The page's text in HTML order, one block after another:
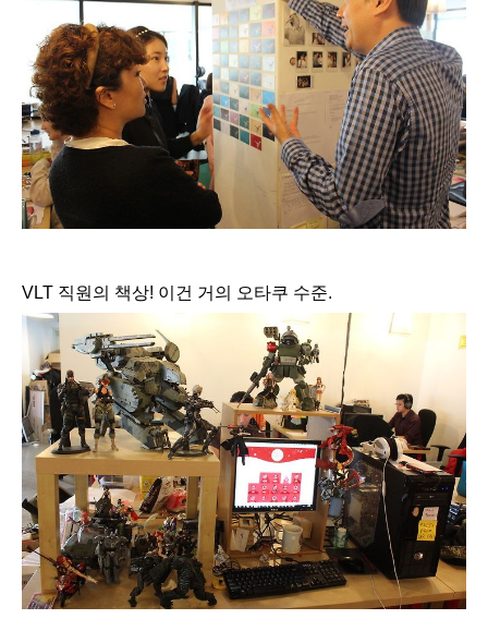
VLT 직원의 책상! 이건 거의 오타쿠 수준.